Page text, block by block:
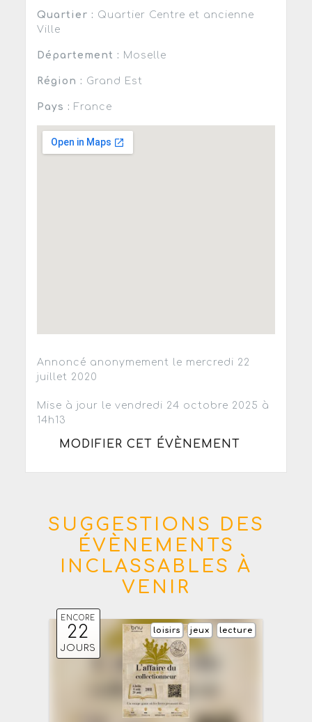
Quartier : Quartier Centre et ancienne
Ville
Département : Moselle
Région : Grand Est
Pays : France
Annoncé anonymement le mercredi 22
juillet 2020
Mise à jour le vendredi 24 octobre 2025 à
14h13
MODIFIER CET ÉVÈNEMENT
SUGGESTIONS DES
ÉVÈNEMENTS
INCLASSABLES À
VENIR
ENCORE
22
JOURS
lecture
jeux
loisirs